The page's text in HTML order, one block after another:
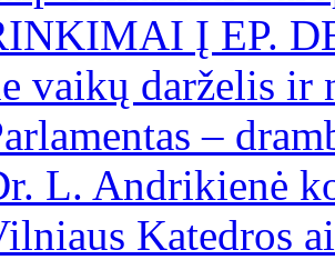
Į EP.
vaikų darželis ir
–
L. Andrikienė
Katedros